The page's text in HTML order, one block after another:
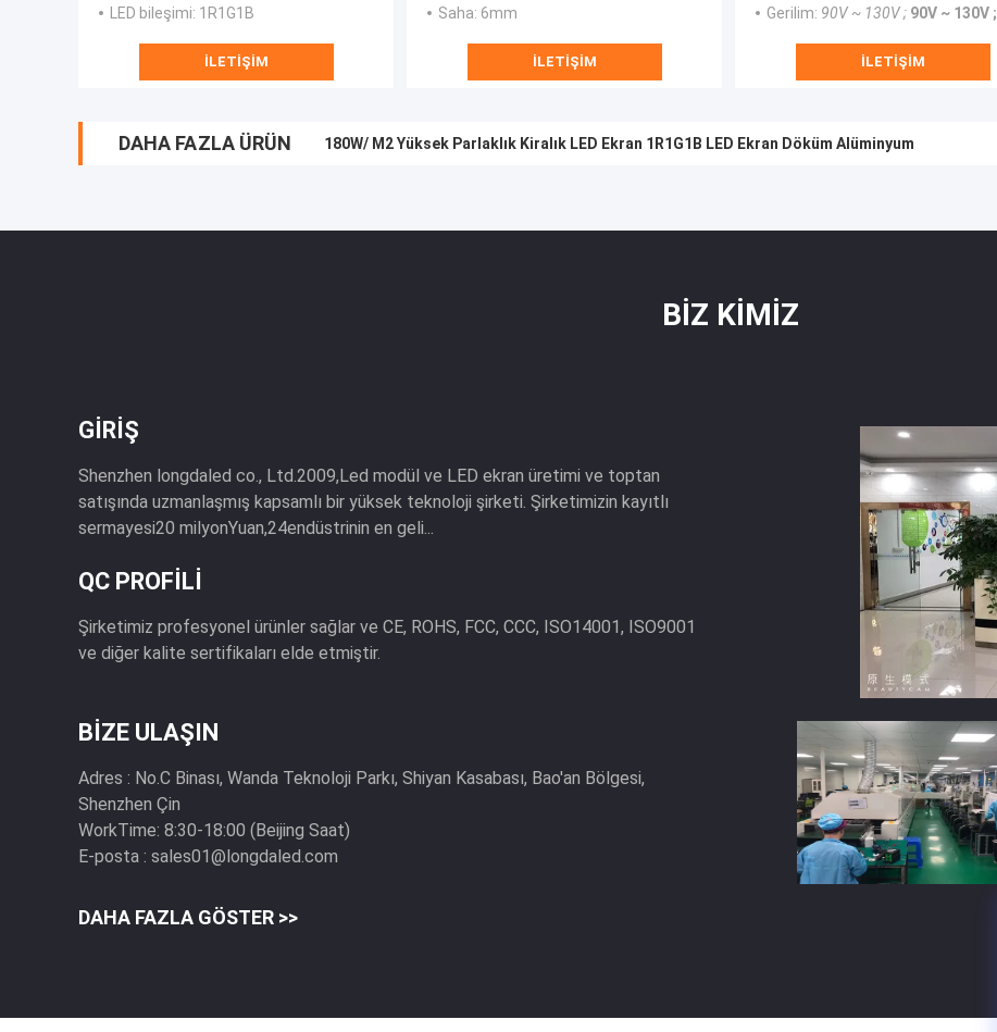
LED bileşimi: 1R1G1B
İLETIŞIM
Saha: 6mm
İLETIŞIM
Gerilim: 90V ~ 130V ; 90V ~ 130V ;
İLETIŞIM
DAHA FAZLA ÜRÜN 180W/ M2 Yüksek Parlaklık Kiralık LED Ekran 1R1G1B LED Ekran Döküm Alüminyum
Ticari Konser Ekranı Kiralama LED Ekran SMD 2020 500x1000mm IP65
BIZ KIMIZ
GIRIŞ
Shenzhen longdaled co., Ltd.2009,Led modül ve LED ekran üretimi ve toptan
satışında uzmanlaşmış kapsamlı bir yüksek teknoloji şirketi. Şirketimizin kayıtlı
sermayesi20 milyonYuan,24endüstrinin en geli...
QC PROFILI
Şirketimiz profesyonel ürünler sağlar ve CE, ROHS, FCC, CCC, ISO14001, ISO9001
ve diğer kalite sertifikaları elde etmiştir.
BIZE ULAŞIN
Adres : No.C Binası, Wanda Teknoloji Parkı, Shiyan Kasabası, Bao'an Bölgesi,
Shenzhen Çin
WorkTime: 8:30-18:00 (Beijing Saat)
E-posta : sales01@longdaled.com
DAHA FAZLA GÖSTER >>